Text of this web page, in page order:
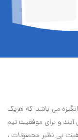
می باشد که هریک
و برای موفقیت تيم
بی نظير محصولات ،